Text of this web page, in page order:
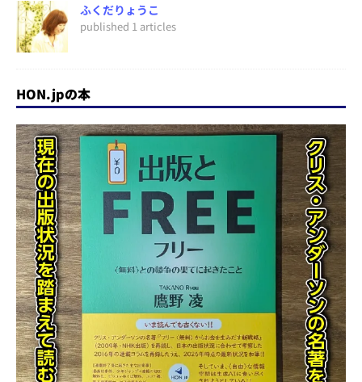
ふくだりょうこ
published 1 articles
HON.jpの本